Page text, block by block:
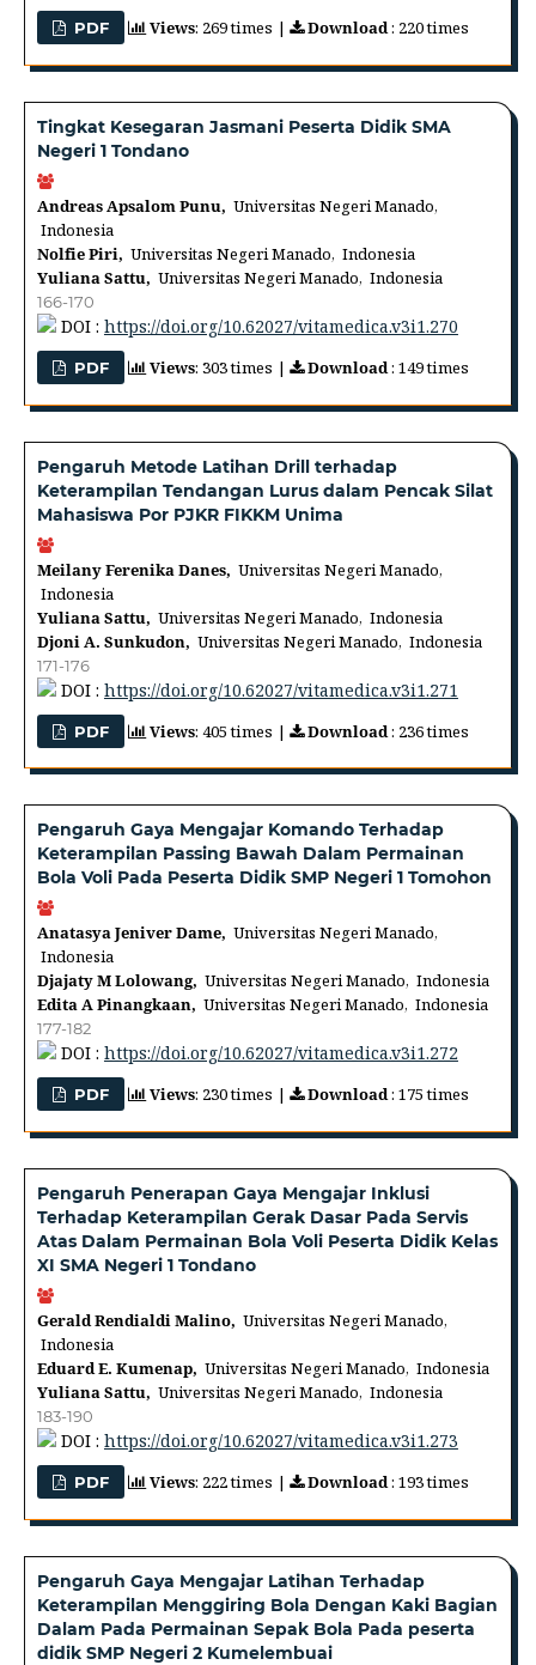
PDF Views: 269 times | Download: 220 times
Tingkat Kesegaran Jasmani Peserta Didik SMA
Negeri 1 Tondano
Andreas Apsalom Punu, Universitas Negeri Manado,
Indonesia
Nolfie Piri, Universitas Negeri Manado, Indonesia
Yuliana Sattu, Universitas Negeri Manado, Indonesia
166-170
DOI : https://doi.org/10.62027/vitamedica.v3i1.270
PDF Views: 303 times | Download: 149 times
Pengaruh Metode Latihan Drill terhadap
Keterampilan Tendangan Lurus dalam Pencak Silat
Mahasiswa Por PJKR FIKKM Unima
Meilany Ferenika Danes, Universitas Negeri Manado,
Indonesia
Yuliana Sattu, Universitas Negeri Manado, Indonesia
Djoni A. Sunkudon, Universitas Negeri Manado, Indonesia
171-176
DOI : https://doi.org/10.62027/vitamedica.v3i1.271
PDF Views: 405 times | Download: 236 times
Pengaruh Gaya Mengajar Komando Terhadap
Keterampilan Passing Bawah Dalam Permainan
Bola Voli Pada Peserta Didik SMP Negeri 1 Tomohon
Anatasya Jeniver Dame, Universitas Negeri Manado,
Indonesia
Djajaty M Lolowang, Universitas Negeri Manado, Indonesia
Edita A Pinangkaan, Universitas Negeri Manado, Indonesia
177-182
DOI : https://doi.org/10.62027/vitamedica.v3i1.272
PDF Views: 230 times | Download: 175 times
Pengaruh Penerapan Gaya Mengajar Inklusi
Terhadap Keterampilan Gerak Dasar Pada Servis
Atas Dalam Permainan Bola Voli Peserta Didik Kelas
XI SMA Negeri 1 Tondano
Gerald Rendialdi Malino, Universitas Negeri Manado,
Indonesia
Eduard E. Kumenap, Universitas Negeri Manado, Indonesia
Yuliana Sattu, Universitas Negeri Manado, Indonesia
183-190
DOI : https://doi.org/10.62027/vitamedica.v3i1.273
PDF Views: 222 times | Download: 193 times
Pengaruh Gaya Mengajar Latihan Terhadap
Keterampilan Menggiring Bola Dengan Kaki Bagian
Dalam Pada Permainan Sepak Bola Pada peserta
didik SMP Negeri 2 Kumelembuai